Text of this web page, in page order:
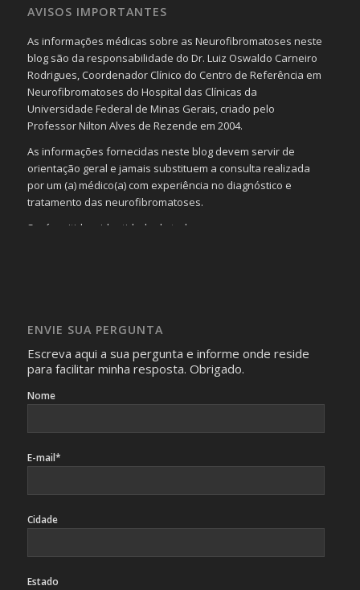
AVISOS IMPORTANTES
As informações médicas sobre as Neurofibromatoses neste
blog são da responsabilidade do Dr. Luiz Oswaldo Carneiro
Rodrigues, Coordenador Clínico do Centro de Referência em
Neurofibromatoses do Hospital das Clínicas da
Universidade Federal de Minas Gerais, criado pelo
Professor Nilton Alves de Rezende em 2004.
As informações fornecidas neste blog devem servir de
orientação geral e jamais substituem a consulta realizada
por um (a) médico(a) com experiência no diagnóstico e
tratamento das neurofibromatoses.
Será omitida a identidade de todas as pessoas que
identificação da pessoa fotografada.
ENVIE SUA PERGUNTA
Escreva aqui a sua pergunta e informe onde reside
para facilitar minha resposta. Obrigado.
Nome
E-mail*
Cidade
Estado